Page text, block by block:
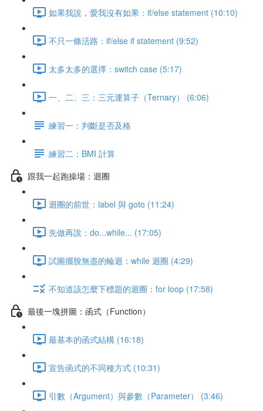
如果我說，愛我沒有如果：if/else statement (10:10)
不只一條活路：if/else if statement (9:52)
太多太多的選擇：switch case (5:17)
一、二、三：三元運算子（Ternary） (6:06)
練習一：判斷是否及格
練習二：BMI 計算
跟我一起跑操場：迴圈
迴圈的前世：label 與 goto (11:24)
先做再說：do...while... (17:05)
試圖擺脫無盡的輪迴：while 迴圈 (4:29)
不知道該怎麼下標題的迴圈：for loop (17:58)
最後一塊拼圖：函式（Function）
最基本的函式結構 (16:18)
宣告函式的不同種方式 (10:31)
引數（Argument）與參數（Parameter） (3:46)